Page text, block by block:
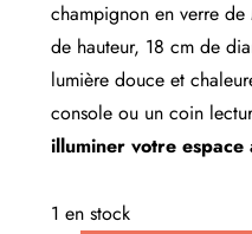
champignon en verre
de hauteur, 18 cm de
lumière douce et
console ou un coin
illuminer votre espace
1 en stock